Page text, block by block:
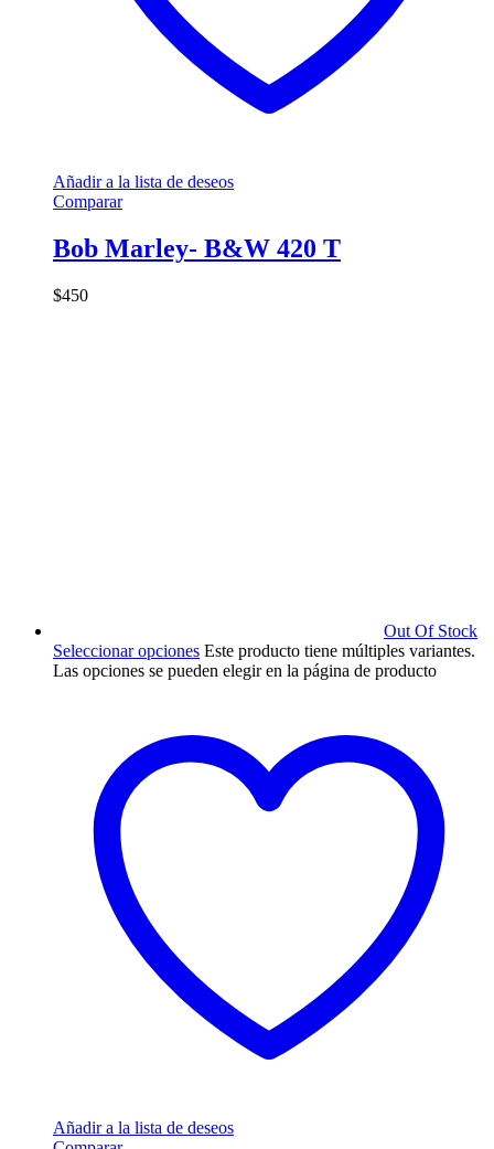
Añadir a la lista de deseos
Comparar
Bob Marley- B&W 420 T
$450
Out Of Stock
Seleccionar opciones Este producto tiene múltiples variantes.
Las opciones se pueden elegir en la página de producto
Añadir a la lista de deseos